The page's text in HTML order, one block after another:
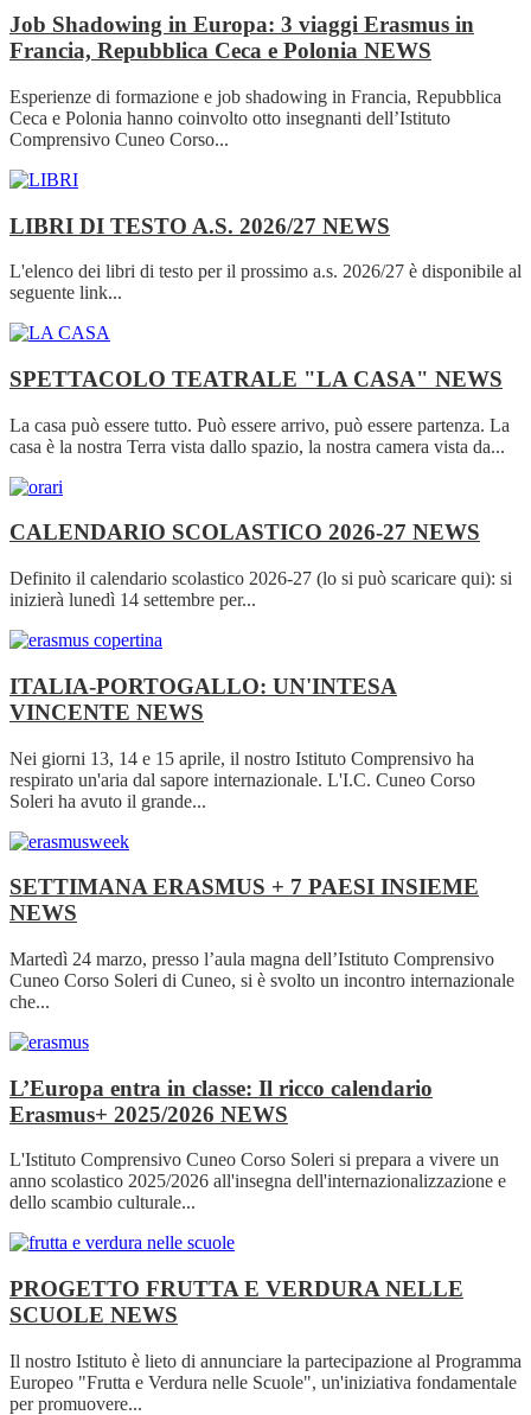
Job Shadowing in Europa: 3 viaggi Erasmus in
Francia, Repubblica Ceca e Polonia NEWS
Esperienze di formazione e job shadowing in Francia, Repubblica
Ceca e Polonia hanno coinvolto otto insegnanti dell’Istituto
Comprensivo Cuneo Corso...
LIBRI DI TESTO A.S. 2026/27 NEWS
L'elenco dei libri di testo per il prossimo a.s. 2026/27 è disponibile al
seguente link...
SPETTACOLO TEATRALE "LA CASA" NEWS
La casa può essere tutto. Può essere arrivo, può essere partenza. La
casa è la nostra Terra vista dallo spazio, la nostra camera vista da...
CALENDARIO SCOLASTICO 2026-27 NEWS
Definito il calendario scolastico 2026-27 (lo si può scaricare qui): si
inizierà lunedì 14 settembre per...
ITALIA-PORTOGALLO: UN'INTESA
VINCENTE NEWS
Nei giorni 13, 14 e 15 aprile, il nostro Istituto Comprensivo ha
respirato un'aria dal sapore internazionale. L'I.C. Cuneo Corso
Soleri ha avuto il grande...
SETTIMANA ERASMUS + 7 PAESI INSIEME
NEWS
Martedì 24 marzo, presso l’aula magna dell’Istituto Comprensivo
Cuneo Corso Soleri di Cuneo, si è svolto un incontro internazionale
che...
L’Europa entra in classe: Il ricco calendario
Erasmus+ 2025/2026 NEWS
L'Istituto Comprensivo Cuneo Corso Soleri si prepara a vivere un
anno scolastico 2025/2026 all'insegna dell'internazionalizzazione e
dello scambio culturale...
PROGETTO FRUTTA E VERDURA NELLE
SCUOLE NEWS
Il nostro Istituto è lieto di annunciare la partecipazione al Programma
Europeo "Frutta e Verdura nelle Scuole", un'iniziativa fondamentale
per promuovere...